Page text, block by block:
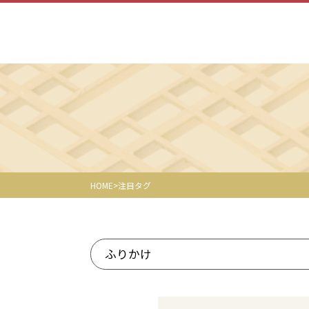
HOME 注目タグ